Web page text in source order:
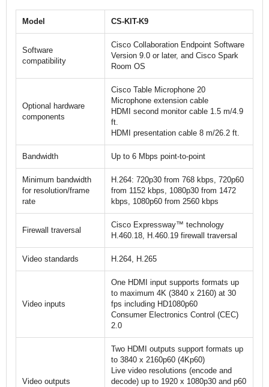
Model CS-KIT-K9
Software
compatibility
Cisco Collaboration Endpoint Software
Version 9.0 or later, and Cisco Spark
Room OS
Optional hardware
components
Cisco Table Microphone 20
Microphone extension cable
HDMI second monitor cable 1.5 m/4.9
ft.
HDMI presentation cable 8 m/26.2 ft.
Bandwidth Up to 6 Mbps point-to-point
Minimum bandwidth
for resolution/frame
rate
H.264: 720p30 from 768 kbps, 720p60
from 1152 kbps, 1080p30 from 1472
kbps, 1080p60 from 2560 kbps
Firewall traversal
Cisco Expressway™ technology
H.460.18, H.460.19 firewall traversal
Video standards H.264, H.265
Video inputs
One HDMI input supports formats up
to maximum 4K (3840 x 2160) at 30
fps including HD1080p60
Consumer Electronics Control (CEC)
2.0
Video outputs
Two HDMI outputs support formats up
to 3840 x 2160p60 (4Kp60)
Live video resolutions (encode and
decode) up to 1920 x 1080p30 and p60